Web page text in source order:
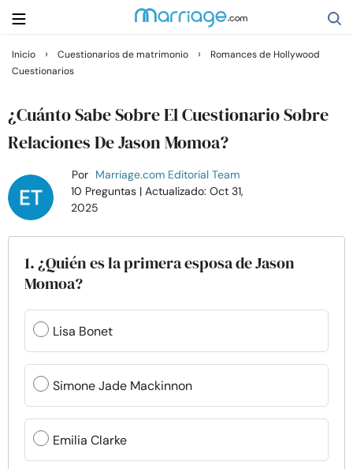
Buscar
Casarse
Relaciones
Familia
Ayuda
Cursos
Recursos
Comunidad
Encuentra un terapeuta
Inicio › Cuestionarios de matrimonio ›
Romances de Hollywood
Cuestionarios
¿Cuánto Sabe Sobre El Cuestionario Sobre
Relaciones De Jason Momoa?
Por Marriage.com Editorial Team
10 Preguntas | Actualizado: Oct 31,
2025
1. ¿Quién es la primera esposa de Jason
Momoa?
Lisa Bonet
Simone Jade Mackinnon
Emilia Clarke